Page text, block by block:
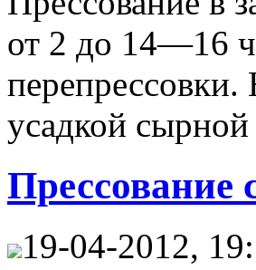
от 2 до 14—16
перепрессовки.
усадкой
Прессование
19-04-2012,